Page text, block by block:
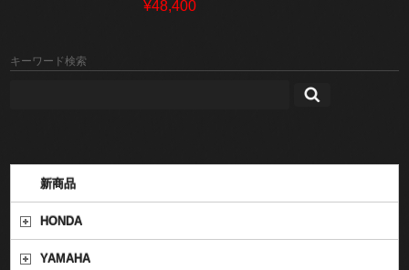
¥48,400
キーワード検索
新商品
HONDA
YAMAHA